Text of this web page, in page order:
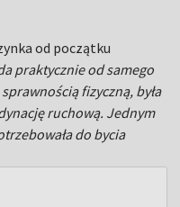
od początku
praktycznie od samego
fizyczną, była
ruchową. Jednym
do bycia